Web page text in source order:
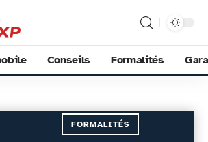
Conseils Formalités
FORMALITÉS